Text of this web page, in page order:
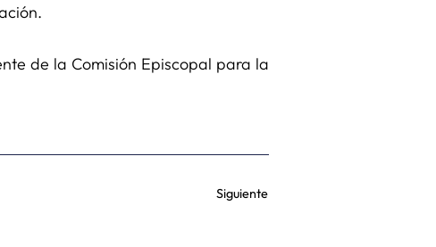
de la Comisión Episcopal para la
Siguiente